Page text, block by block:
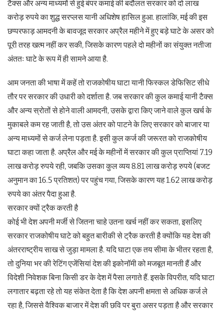
टैक्स और अन्य माध्यमों से हुई बंपर कमाई की बदौलत सरकार को दो लाख
करोड़ रुपये का शुद्ध सरप्लस यानी अधिशेष हासिल हुआ. हालांकि, मई की इस
छप्परफाड़ आमदनी के बावजूद सरकार अप्रैल महीने में हुए बड़े घाटे के असर को
पूरी तरह खत्म नहीं कर सकी, जिसके कारण पहले दो महीनों का संयुक्त नतीजा
अंततः घाटे के रूप में ही सामने आया है.
आम जनता की भाषा में कहें तो राजकोषीय घाटा यानी फिस्कल डेफिसिट सीधे
तौर पर सरकार की उधारी को दर्शाता है. जब सरकार की कुल कमाई यानी टैक्स
और अन्य स्रोतों से होने वाली आमदनी, उसके द्वारा किए जाने वाले कुल खर्च के
मुकाबले कम रह जाती है, तो उस अंतर को पाटने के लिए सरकार को बाजार या
अन्य माध्यमों से कर्ज लेना पड़ता है. इसी कुल कर्ज की जरूरत को राजकोषीय
घाटा कहा जाता है. अप्रैल और मई के महीनों में सरकार की कुल प्राप्तियां 7.19
लाख करोड़ रुपये रही, जबकि उसका कुल व्यय 8.81 लाख करोड़ रुपये (बजट
अनुमान का 16.5 प्रतिशत) पर पहुंच गया, जिसके कारण यह 1.62 लाख करोड़
रुपये का अंतर पैदा हुआ है.
सरकार क्यों ट्रैक करती है
कोई भी देश अपनी मर्जी से जितना चाहे उतना खर्च नहीं कर सकता, इसलिए
सरकार राजकोषीय घाटे को बहुत बारीकी से ट्रैक करती है क्योंकि यह देश की
अंतरराष्ट्रीय साख से जुड़ा मामला है. यदि घाटा एक तय सीमा के भीतर रहता है,
तो दुनिया भर की रेटिंग एजेंसियां देश की इकोनॉमी को मजबूत मानती हैं और
विदेशी निवेशक बिना किसी डर के देश में पैसा लगाते हैं. इसके विपरीत, यदि घाटा
लगातार बढ़ता रहे तो यह संकेत देता है कि देश अपनी क्षमता से अधिक कर्ज ले
रहा है, जिससे वैश्विक बाजार में देश की छवि पर बुरा असर पड़ता है और सरकार